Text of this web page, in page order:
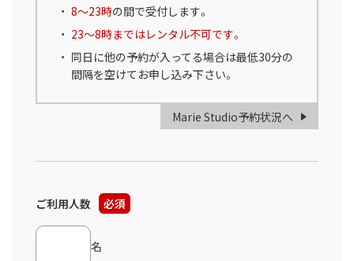
8～23時の間で受付します。
23～8時まではレンタル不可です。
同日に他の予約が入ってる場合は最低30分の
間隔を空けてお申し込み下さい。
Marie Studio予約状況へ
ご利用人数 必須
名